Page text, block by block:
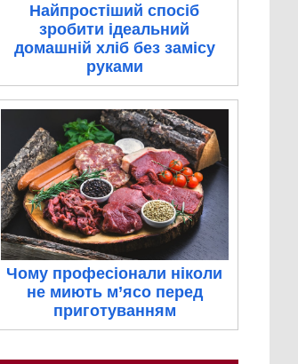
Найпростіший спосіб
зробити ідеальний
домашній хліб без замісу
руками
Чому професіонали ніколи
не миють м’ясо перед
приготуванням